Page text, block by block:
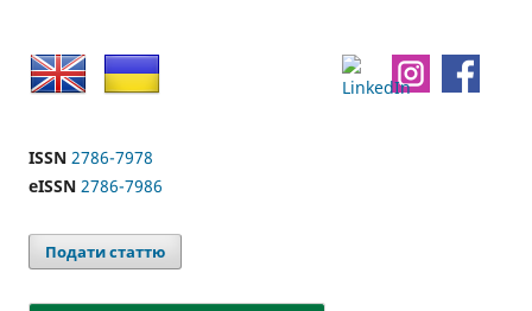
ISSN 2786-7978
eISSN 2786-7986
Подати статтю